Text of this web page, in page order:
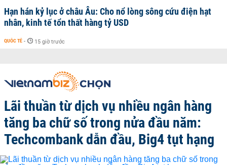
Hạn hán kỷ lục ở châu Âu: Cho nổ lòng sông cứu điện hạt
nhân, kinh tế tổn thất hàng tỷ USD
QUỐC TẾ - 15 giờ trước
Lãi thuần từ dịch vụ nhiều ngân hàng
tăng ba chữ số trong nửa đầu năm:
Techcombank dẫn đầu, Big4 tụt hạng